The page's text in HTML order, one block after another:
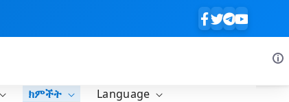
ክምችት Language